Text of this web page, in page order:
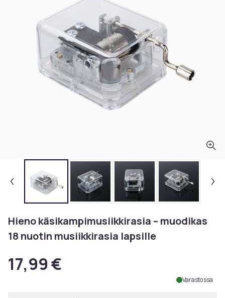
Hieno käsikampimusiikkirasia – muodikas
18 nuotin musiikkirasia lapsille
17,99 €
Varastossa